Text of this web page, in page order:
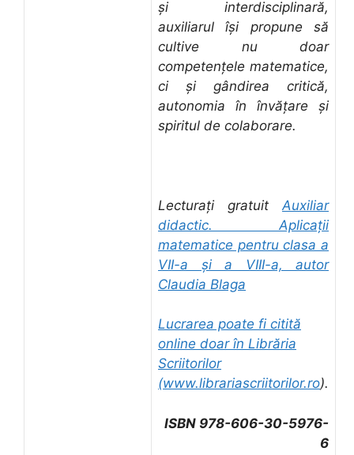
și interdisciplinară,
auxiliarul își propune să
cultive nu doar
competențele matematice,
ci și gândirea critică,
autonomia în învățare și
spiritul de colaborare.
Lecturați gratuit Auxiliar
didactic. Aplicații
matematice pentru clasa a
VII-a și a VIII-a, autor
Claudia Blaga
Lucrarea poate fi citită
online doar în Librăria
Scriitorilor
(www.librariascriitorilor.ro).
ISBN 978-606-30-5976-
6